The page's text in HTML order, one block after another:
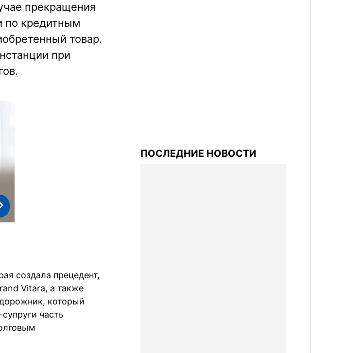
прекращения
по кредитным
товар.
при
создала прецедент,
Vitara, а также
который
часть
ПОСЛЕДНИЕ НОВОСТИ